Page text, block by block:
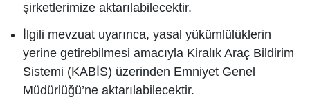
şirketlerimize aktarılabilecektir.
İlgili mevzuat uyarınca, yasal yükümlülüklerin
yerine getirebilmesi amacıyla Kiralık Araç Bildirim
Sistemi (KABİS) üzerinden Emniyet Genel
Müdürlüğü’ne aktarılabilecektir.